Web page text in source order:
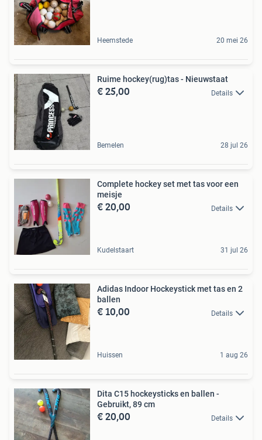
Heemstede 20 mei 26
Ruime hockey(rug)tas - Nieuwstaat
€ 25,00 Details
Bemelen 28 jul 26
Complete hockey set met tas voor een
meisje
€ 20,00 Details
Kudelstaart 31 jul 26
Adidas Indoor Hockeystick met tas en 2
ballen
€ 10,00 Details
Huissen 1 aug 26
Dita C15 hockeysticks en ballen -
Gebruikt, 89 cm
€ 20,00 Details